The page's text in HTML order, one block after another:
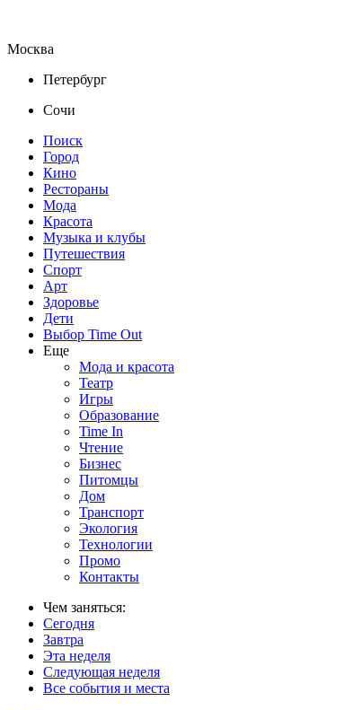
Москва
Петербург
Сочи
Поиск
Город
Кино
Рестораны
Мода
Красота
Музыка и клубы
Путешествия
Спорт
Арт
Здоровье
Дети
Выбор Time Out
Еще
Мода и красота
Театр
Игры
Образование
Time In
Чтение
Бизнес
Питомцы
Дом
Транспорт
Экология
Технологии
Промо
Контакты
Чем заняться:
Сегодня
Завтра
Эта неделя
Следующая неделя
Все события и места